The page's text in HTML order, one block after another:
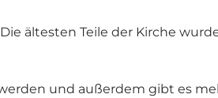
ältesten Teile der Kirche
und außerdem gibt es